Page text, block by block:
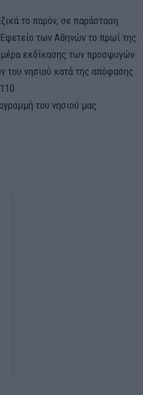
το παρόν, σε παράσταση
Εφετείο των Αθηνών το πρωί της
εκδίκασης των προσφυγών
του νησιού κατά της απόφασης
του νησιού μας